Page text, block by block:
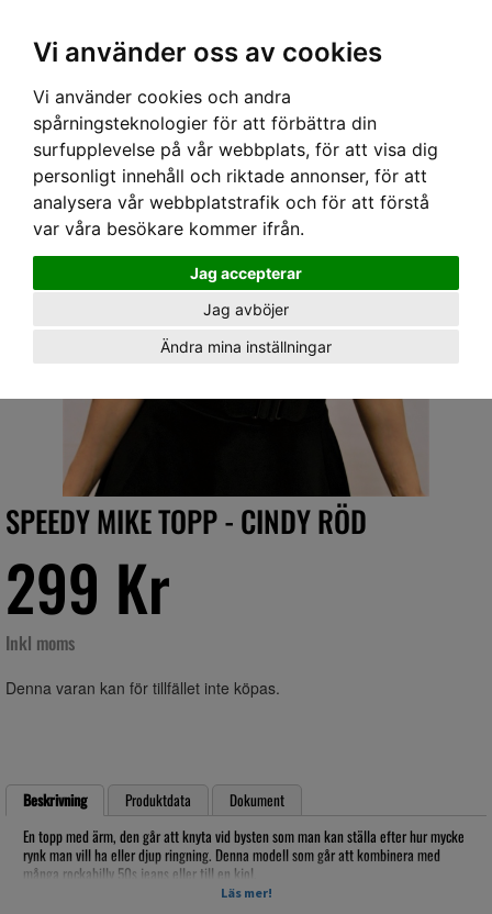
Vi använder oss av cookies
Vi använder cookies och andra
spårningsteknologier för att förbättra din
surfupplevelse på vår webbplats, för att visa dig
personligt innehåll och riktade annonser, för att
analysera vår webbplatstrafik och för att förstå
var våra besökare kommer ifrån.
Jag accepterar
Jag avböjer
Ändra mina inställningar
Hem› DAM›TOPPAR › SPEEDY MIKE TOPP - CINDY RÖD
SPEEDY MIKE TOPP - CINDY RÖD
299 Kr
Inkl moms
Denna varan kan för tillfället inte köpas.
Beskrivning Produktdata
Dokument
En topp med ärm, den går att knyta vid bysten som man kan ställa efter hur mycke
rynk man vill ha eller djup ringning. Denna modell som går att kombinera med
många rockabilly 50s jeans eller till en kjol.
Material: 95% Polyseter, 5% ElestanLäs mer!